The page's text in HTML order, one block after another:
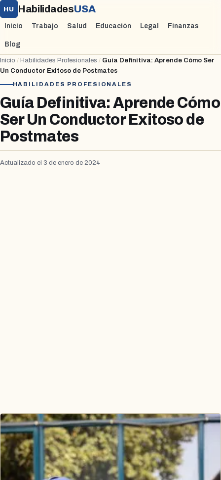
HU HabilidadesUSA
Inicio Trabajo Salud Educación Legal Finanzas
Blog
Inicio / Habilidades Profesionales / Guía Definitiva: Aprende Cómo Ser
Un Conductor Exitoso de Postmates
HABILIDADES PROFESIONALES
Guía Definitiva: Aprende Cómo
Ser Un Conductor Exitoso de
Postmates
Actualizado el 3 de enero de 2024